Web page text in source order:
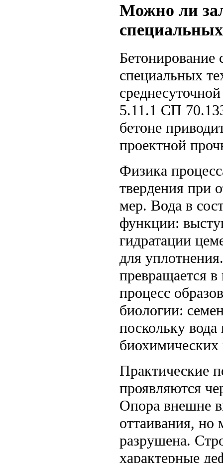
Можно ли
Бетонирование
специальных
5.11.1 СП
бетоне
проектной
Физика
твердения при
мер. Вода в
функции:
гидратации
для
превращается
процесс
биологии:
поскольку
биохимических
Практические
проявляются
Опора внешне
оттаивания, но
разрушена.
характерные